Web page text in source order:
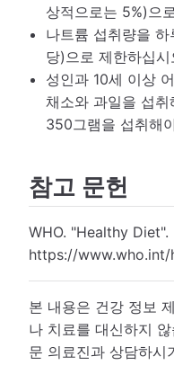
상적으로는 5%)으
나트륨 섭취량을
당)으로 제한하십시
성인과 10세 이상
채소와 과일을 섭
350그램을 섭취해
참고 문헌
WHO. "Healthy Diet".
https://
본 내용은 건강 정보
나 치료를 대신하지
문 의료진과 상담하시